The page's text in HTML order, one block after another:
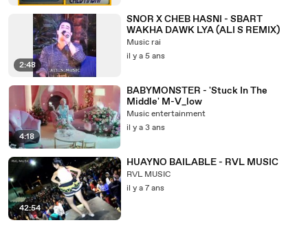
2:48
SNOR X CHEB HASNI - SBART
WAKHA DAWK LYA (ALI S REMIX)
Music rai
il y a 5 ans
4:18
BABYMONSTER - 'Stuck In The
Middle' M-V_low
Music entertainment
il y a 3 ans
42:54
HUAYNO BAILABLE - RVL MUSIC
RVL MUSIC
il y a 7 ans